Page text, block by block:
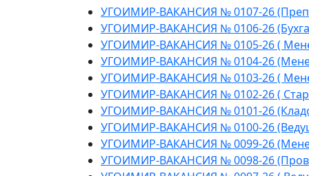
УГОИМИР-ВАКАНСИЯ № 0107-26
УГОИМИР-ВАКАНСИЯ № 0106-26
УГОИМИР-ВАКАНСИЯ № 0105-26 (
УГОИМИР-ВАКАНСИЯ № 0104-26
УГОИМИР-ВАКАНСИЯ № 0103-26 (
УГОИМИР-ВАКАНСИЯ № 0102-26 (
УГОИМИР-ВАКАНСИЯ № 0101-26
УГОИМИР-ВАКАНСИЯ № 0100-26
УГОИМИР-ВАКАНСИЯ № 0099-26
УГОИМИР-ВАКАНСИЯ № 0098-26